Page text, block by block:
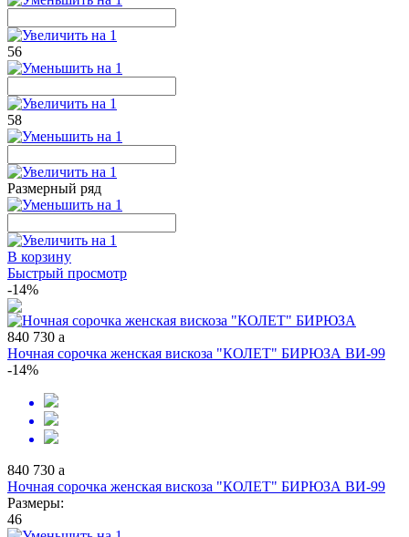
56
58
Размерный ряд
В корзину
Быстрый просмотр
-14%
840 730 a
Ночная сорочка женская вискоза "КОЛЕТ" БИРЮЗА ВИ-99
-14%
840 730 a
Ночная сорочка женская вискоза "КОЛЕТ" БИРЮЗА ВИ-99
Размеры:
46